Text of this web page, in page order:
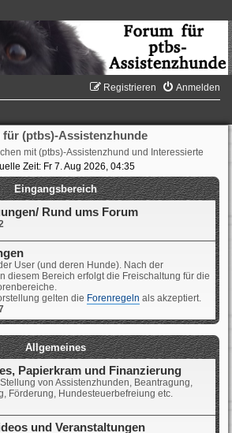
Anmelden
Registrieren
für (ptbs)-Assistenzhunde
mit (ptbs)-Assistenzhund und Interessierte
Zeit: Fr 7. Aug 2026, 04:35
Eingangsbereich
Rund ums Forum
User (und deren Hunde). Nach der
diesem Bereich erfolgt die Freischaltung für die
gelten die Forenregeln als akzeptiert.
Allgemeines
Papierkram und Finanzierung
von Assistenzhunden, Beantragung,
Förderung, Hundesteuerbefreiung etc.
und Veranstaltungen